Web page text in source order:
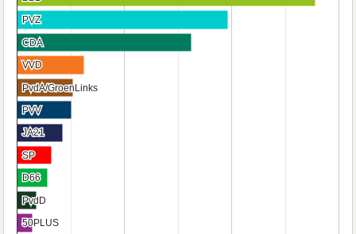
PVZ
PVZ
CDA
CDA
VVD
VVD
PvdA/GroenLinks
PvdA/GroenLinks
PVV
PVV
JA21
JA21
SP
SP
D66
D66
PvdD
PvdD
50PLUS
50PLUS